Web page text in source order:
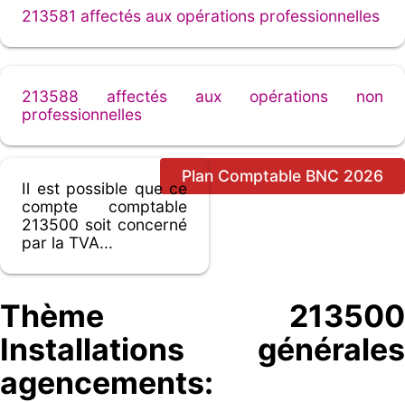
213581 affectés aux opérations professionnelles
213588 affectés aux opérations non
professionnelles
Plan Comptable BNC 2026
Il est possible que ce
compte comptable
213500 soit concerné
par la TVA...
Thème 213500
Installations générales
agencements: